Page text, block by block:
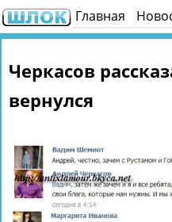
Главная
Черкасов
вернулся